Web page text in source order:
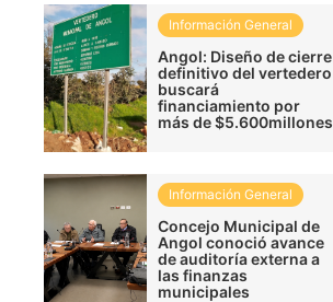
Información General
Angol: Diseño de cierre
definitivo del vertedero
buscará
financiamiento por
más de $5.600millones
Información General
Concejo Municipal de
Angol conoció avance
de auditoría externa a
las finanzas
municipales